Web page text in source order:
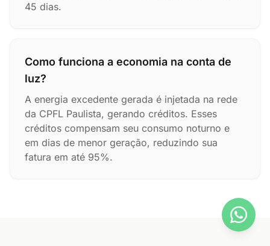
45 dias.
Como funciona a economia na conta de
luz?
A energia excedente gerada é injetada na rede
da CPFL Paulista, gerando créditos. Esses
créditos compensam seu consumo noturno e
em dias de menor geração, reduzindo sua
fatura em até 95%.